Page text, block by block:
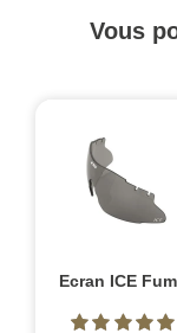
Vous
Ecran ICE